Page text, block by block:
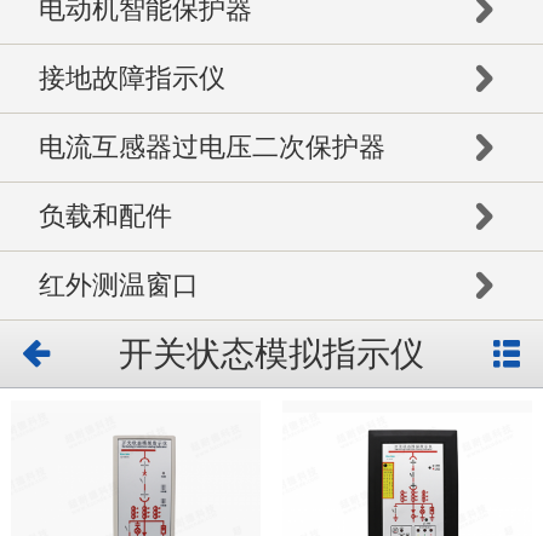
电动机智能保护器
接地故障指示仪
电流互感器过电压二次保护器
负载和配件
红外测温窗口
开关状态模拟指示仪